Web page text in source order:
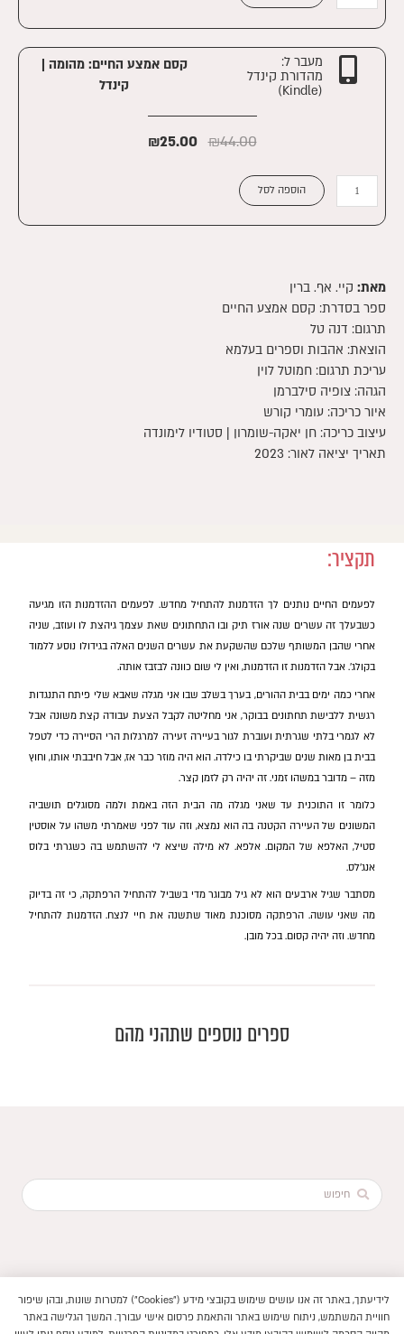
החיים:
מהומה
מעבר ל:
מהדורת קינדל
(Kindle)
קסם אמצע החיים: מהומה |
קינדל
₪44.00
₪25.00
|
קינדל
הוספה לסל
מאת: קיי. אף. ברין
ספר בסדרת: קסם אמצע החיים
תרגום: דנה טל
הוצאת: אהבות וספרים בעלמא
עריכת תרגום: חמוטל לוין
הגהה: צופיה סילברמן
איור כריכה: עומרי קורש
עיצוב כריכה: חן יאקה-שומרון | סטודיו לימונדה
תאריך יציאה לאור: 2023
תקציר:
לפעמים החיים נותנים לך הזדמנות להתחיל מחדש. לפעמים ההזדמנות הזו מגיעה
כשבעלך זה עשרים שנה אורז תיק ובו התחתונים שאת עצמך גיהצת לו ועוזב, שניה
אחרי שהבן המשותף שלכם שהשקעת את עשרים השנים האלה בגידולו נוסע ללמוד
בקולג'. אבל הזדמנות זו הזדמנות, ואין לי שום כוונה לבזבז אותה.
אחרי כמה ימים בבית ההורים, בערך בשלב שבו אני מגלה שאבא שלי פיתח התנגדות
רגשית ללבישת תחתונים בבוקר, אני מחליטה לקבל הצעת עבודה קצת משונה אבל
לא לגמרי בלתי שגרתית ועוברת לגור בעיירה זעירה למרגלות הרי הסיירה כדי לטפל
בבית בן מאות שנים שביקרתי בו כילדה. הוא היה מוזר כבר אז, אבל חיבבתי אותו, וחוץ
מזה – מדובר במשהו זמני. זה יהיה רק לזמן קצר.
כלומר זו התוכנית עד שאני מגלה מה הבית הזה באמת ולמה מסוגלים תושביה
המשונים של העיירה הקטנה בה הוא נמצא, וזה עוד לפני שאמרתי משהו על אוסטין
סטיל, האלפא של המקום. אלפא. לא מילה שיצא לי להשתמש בה כשגרתי בלוס
אנג'לס.
מסתבר שגיל ארבעים הוא לא גיל מבוגר מדי בשביל להתחיל הרפתקה, כי זה בדיוק
מה שאני עושה. הרפתקה מסוכנת מאוד שתשנה את חיי לנצח. הזדמנות להתחיל
מחדש. וזה יהיה קסום. בכל מובן.
ספרים נוספים שתהני מהם
Search
תנאי שימוש באתר
הוקם ב ❤ על ידי –לימונדה 2.0
לידיעתך, באתר זה אנו עושים שימוש בקובצי מידע ("Cookies") למטרות שונות, ובהן שיפור
חוויית המשתמש, ניתוח שימוש באתר והתאמת פרסום אישי עבורך. המשך הגלישה באתר